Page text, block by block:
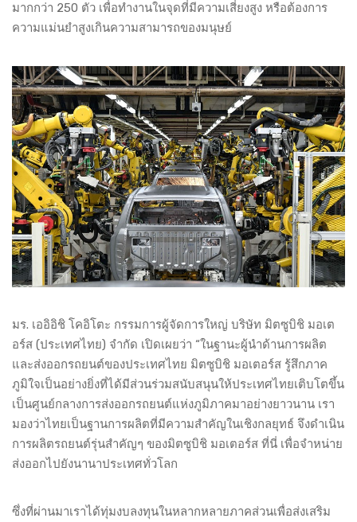
มากกว่า 250 ตัว เพื่อทำงานในจุดที่มีความเสี่ยงสูง หรือต้องการ
ความแม่นยำสูงเกินความสามารถของมนุษย์
มร. เออิอิชิ โคอิโตะ กรรมการผู้จัดการใหญ่ บริษัท มิตซูบิชิ มอเต
อร์ส (ประเทศไทย) จำกัด เปิดเผยว่า “ในฐานะผู้นำด้านการผลิต
และส่งออกรถยนต์ของประเทศไทย มิตซูบิชิ มอเตอร์ส รู้สึกภาค
ภูมิใจเป็นอย่างยิ่งที่ได้มีส่วนร่วมสนับสนุนให้ประเทศไทยเติบโตขึ้น
เป็นศูนย์กลางการส่งออกรถยนต์แห่งภูมิภาคมาอย่างยาวนาน เรา
มองว่าไทยเป็นฐานการผลิตที่มีความสำคัญในเชิงกลยุทธ์ จึงดำเนิน
การผลิตรถยนต์รุ่นสำคัญๆ ของมิตซูบิชิ มอเตอร์ส ที่นี่ เพื่อจำหน่าย
ส่งออกไปยังนานาประเทศทั่วโลก
ซึ่งที่ผ่านมาเราได้ทุ่มงบลงทุนในหลากหลายภาคส่วนเพื่อส่งเสริม